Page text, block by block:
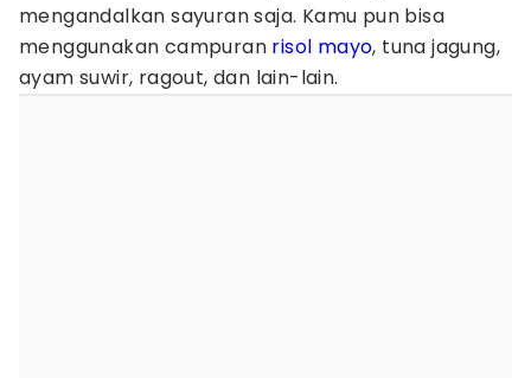
mengandalkan sayuran saja. Kamu pun bisa
menggunakan campuran risol mayo, tuna jagung,
ayam suwir, ragout, dan lain-lain.